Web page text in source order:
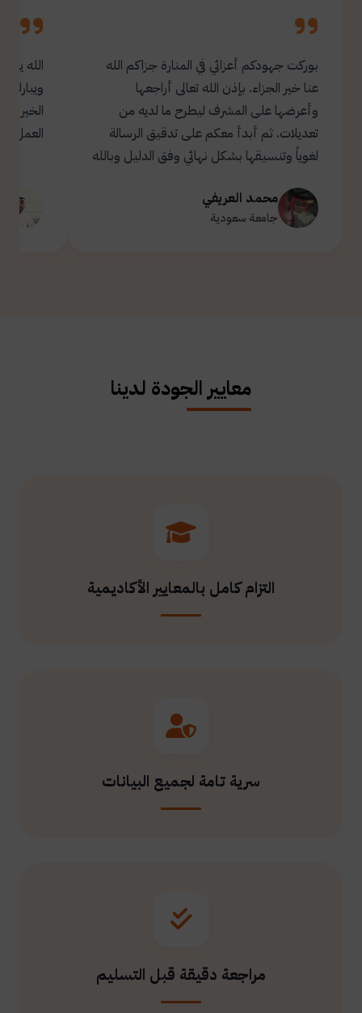
بوركت جهودكم أعزائي في المنارة جزاكم الله
عنا خير الجزاء. بإذن الله تعالى أراجعها
وأعرضها على المشرف ليطرح ما لديه من
تعديلات. ثم أبدأ معكم على تدقيق الرسالة
لغوياً وتنسيقها بشكل نهائي وفق الدليل وبالله
محمد العريفي
جامعة سعودية
الله
العمل.
معايير الجودة لدينا
التزام كامل بالمعايير الأكاديمية
سرية تامة لجميع البيانات
مراجعة دقيقة قبل التسليم